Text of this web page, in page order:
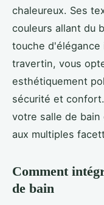
chaleureux. Ses
couleurs allant du
touche
travertin, vous
esthétiquement
sécurité et
votre salle de
aux multiples
Comment
de bain